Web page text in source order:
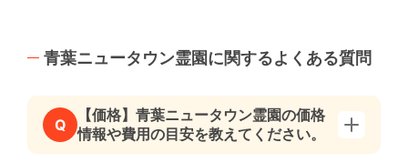
青葉ニュータウン霊園に関するよくある質問
Q
【価格】青葉ニュータウン霊園の価格
情報や費用の目安を教えてください。